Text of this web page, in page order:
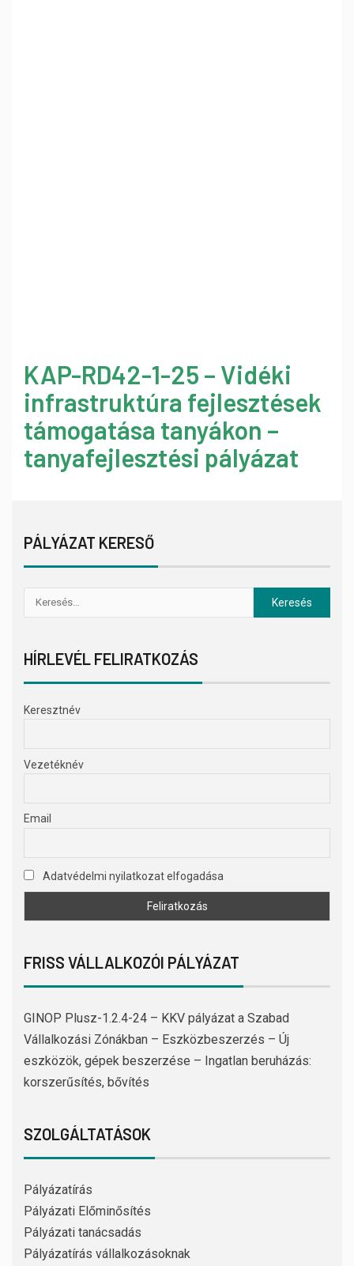
KAP-RD42-1-25 – Vidéki
infrastruktúra fejlesztések
támogatása tanyákon –
tanyafejlesztési pályázat
PÁLYÁZAT KERESŐ
HÍRLEVÉL FELIRATKOZÁS
Keresztnév
Vezetéknév
Email
Adatvédelmi nyilatkozat elfogadása
FRISS VÁLLALKOZÓI PÁLYÁZAT
GINOP Plusz-1.2.4-24 – KKV pályázat a Szabad
Vállalkozási Zónákban – Eszközbeszerzés – Új
eszközök, gépek beszerzése – Ingatlan beruházás:
korszerűsítés, bővítés
SZOLGÁLTATÁSOK
Pályázatírás
Pályázati Előminősítés
Pályázati tanácsadás
Pályázatírás vállalkozásoknak